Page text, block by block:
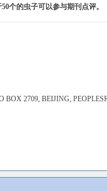
个的虫子可以参与期刊点评。
BOX 2709, BEIJING,